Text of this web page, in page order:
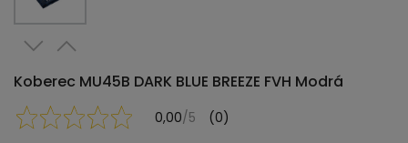
Koberec MU45B DARK BLUE BREEZE FVH Modrá
0,00/5 (0)